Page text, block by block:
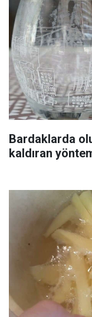
Bardaklarda
kaldıran